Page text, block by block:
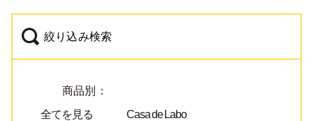
絞り込み検索
商品別：
全てを見る
Casa de Labo